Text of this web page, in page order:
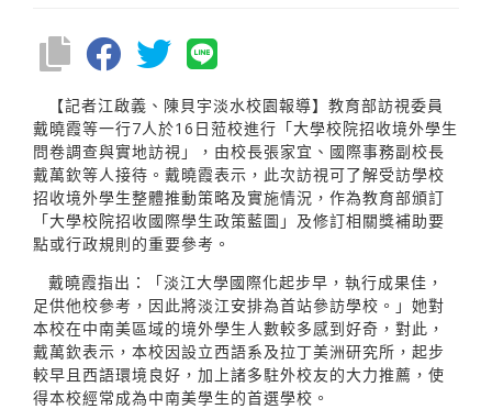
【記者江啟義、陳貝宇淡水校園報導】教育部訪視委員
戴曉霞等一行7人於16日蒞校進行「大學校院招收境外學生
問卷調查與實地訪視」，由校長張家宜、國際事務副校長
戴萬欽等人接待。戴曉霞表示，此次訪視可了解受訪學校
招收境外學生整體推動策略及實施情況，作為教育部頒訂
「大學校院招收國際學生政策藍圖」及修訂相關獎補助要
點或行政規則的重要參考。
戴曉霞指出：「淡江大學國際化起步早，執行成果佳，
足供他校參考，因此將淡江安排為首站參訪學校。」她對
本校在中南美區域的境外學生人數較多感到好奇，對此，
戴萬欽表示，本校因設立西語系及拉丁美洲研究所，起步
較早且西語環境良好，加上諸多駐外校友的大力推薦，使
得本校經常成為中南美學生的首選學校。